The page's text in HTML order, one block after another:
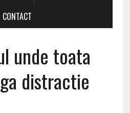
CONTACT
unde toata
distractie